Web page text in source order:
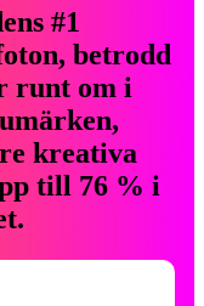
#1
betrodd
runt om i
kreativa
till 76 % i